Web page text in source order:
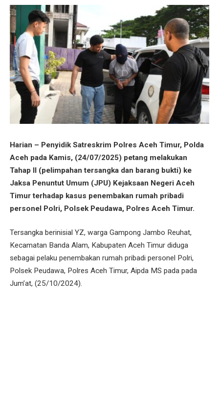
Harian – Penyidik Satreskrim Polres Aceh Timur, Polda
Aceh pada Kamis, (24/07/2025) petang melakukan
Tahap II (pelimpahan tersangka dan barang bukti) ke
Jaksa Penuntut Umum (JPU) Kejaksaan Negeri Aceh
Timur terhadap kasus penembakan rumah pribadi
personel Polri, Polsek Peudawa, Polres Aceh Timur.
Tersangka berinisial YZ, warga Gampong Jambo Reuhat,
Kecamatan Banda Alam, Kabupaten Aceh Timur diduga
sebagai pelaku penembakan rumah pribadi personel Polri,
Polsek Peudawa, Polres Aceh Timur, Aipda MS pada pada
Jum’at, (25/10/2024).